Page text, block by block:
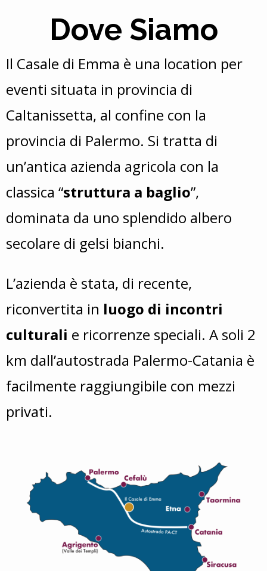
Dove Siamo
Il Casale di Emma è una location per
eventi situata in provincia di
Caltanissetta, al confine con la
provincia di Palermo. Si tratta di
unʼantica azienda agricola con la
classica “struttura a baglio”,
dominata da uno splendido albero
secolare di gelsi bianchi.
Lʼazienda è stata, di recente,
riconvertita in luogo di incontri
culturali e ricorrenze speciali. A soli 2
km dallʼautostrada Palermo-Catania è
facilmente raggiungibile con mezzi
privati.